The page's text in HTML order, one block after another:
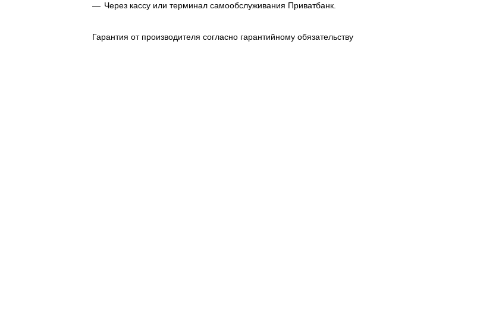
Через кассу или терминал самообслуживания Приватбанк.
Гарантия от производителя согласно гарантийному обязательству